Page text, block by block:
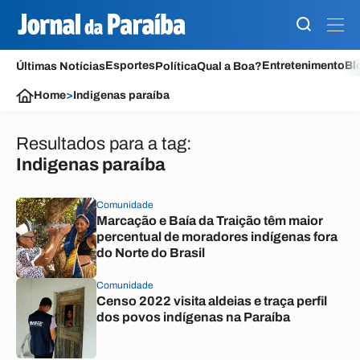
Últimas NotíciasEsportesPolíticaQual a Boa?Entretenimento
Home>Indigenas paraíba
Resultados para a tag:
Indigenas paraíba
Comunidade
Marcação e Baía da Traição têm maior
percentual de moradores indígenas fora
do Norte do Brasil
Comunidade
Censo 2022 visita aldeias e traça perfil
dos povos indígenas na Paraíba